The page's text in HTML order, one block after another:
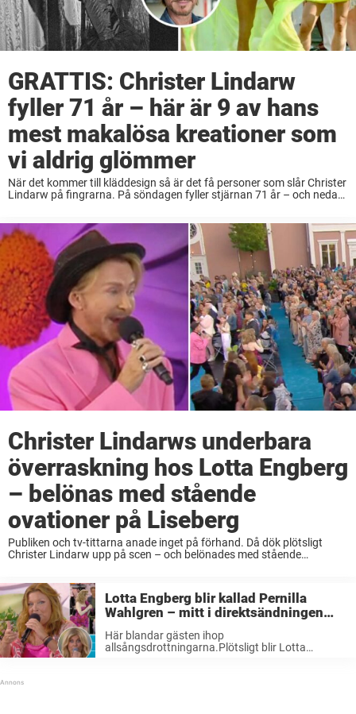
GRATTIS: Christer Lindarw
fyller 71 år – här är 9 av hans
mest makalösa kreationer som
vi aldrig glömmer
När det kommer till kläddesign så är det få personer som slår Christer
Lindarw på fingrarna. På söndagen fyller stjärnan 71 år – och nedan
Christer Lindarws underbara
överraskning hos Lotta Engberg
– belönas med stående
ovationer på Liseberg
Publiken och tv-tittarna anade inget på förhand. Då dök plötsligt
Christer Lindarw upp på scen – och belönades med stående
Lotta Engberg blir kallad Pernilla
Wahlgren – mitt i direktsändningen
från Liseberg: ”Ser ut som…”
Här blandar gästen ihop
allsångsdrottningarna.Plötsligt blir Lotta